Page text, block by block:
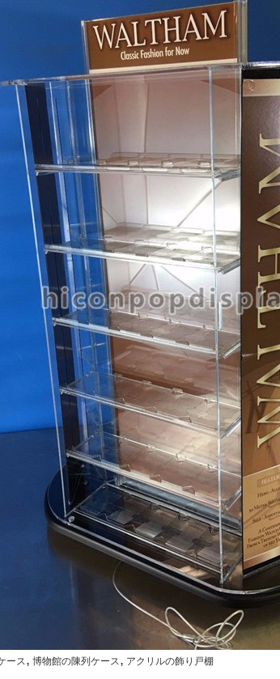
ース, 博物館の陳列ケース, アクリルの飾り戸棚